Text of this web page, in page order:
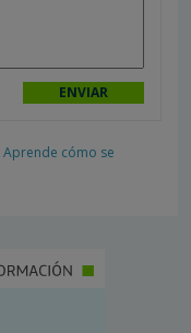
Aprende cómo se